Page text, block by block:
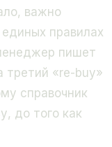
важно
правилах
пишет
третий «re-buy»
справочник
до того как